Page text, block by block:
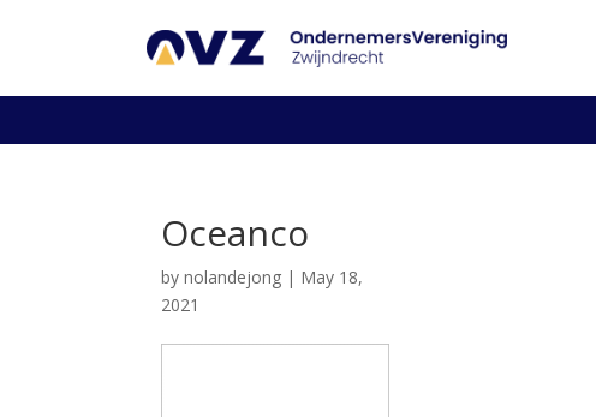
Oceanco
bynolandejong | May 18,
2021